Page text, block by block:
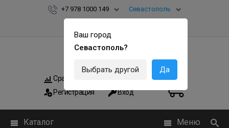
Ваш город
Севастополь?
Выбрать другой Да
+7 978 1000 149 Севастополь
Сравнить
Регистрация
Мои заказы
Вход
0
Каталог Меню